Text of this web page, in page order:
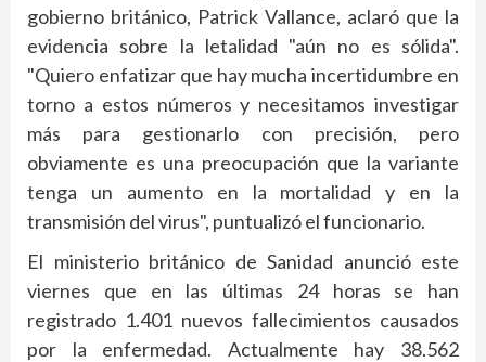
gobierno británico, Patrick Vallance, aclaró que la
evidencia sobre la letalidad "aún no es sólida".
"Quiero enfatizar que hay mucha incertidumbre en
torno a estos números y necesitamos investigar
más para gestionarlo con precisión, pero
obviamente es una preocupación que la variante
tenga un aumento en la mortalidad y en la
transmisión del virus", puntualizó el funcionario.
El ministerio británico de Sanidad anunció este
viernes que en las últimas 24 horas se han
registrado 1.401 nuevos fallecimientos causados
por la enfermedad. Actualmente hay 38.562